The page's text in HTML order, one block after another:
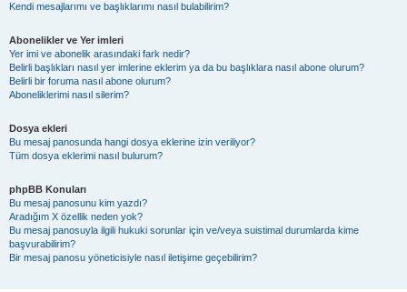
Kendi mesajlarımı ve başlıklarımı nasıl bulabilirim?
Abonelikler ve Yer imleri
Yer imi ve abonelik arasındaki fark nedir?
Belirli başlıkları nasıl yer imlerine eklerim ya da bu başlıklara nasıl abone olurum?
Belirli bir foruma nasıl abone olurum?
Aboneliklerimi nasıl silerim?
Dosya ekleri
Bu mesaj panosunda hangi dosya eklerine izin veriliyor?
Tüm dosya eklerimi nasıl bulurum?
phpBB Konuları
Bu mesaj panosunu kim yazdı?
Aradığım X özellik neden yok?
Bu mesaj panosuyla ilgili hukuki sorunlar için ve/veya suistimal durumlarda kime
başvurabilirim?
Bir mesaj panosu yöneticisiyle nasıl iletişime geçebilirim?